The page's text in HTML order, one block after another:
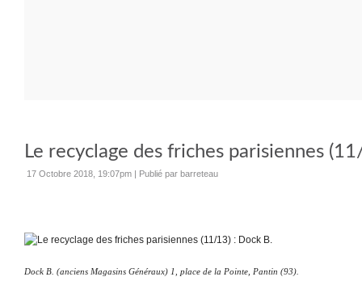
Le recyclage des friches parisiennes
17 Octobre 2018, 19:07pm | Publié par barreteau
Dock B. (anciens Magasins Généraux) 1, place de la Pointe, Pantin (93).